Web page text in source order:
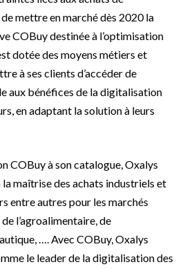
mettre en marché dès 2020 la
COBuy destinée à l’optimisation
dotée des moyens métiers et
à ses clients d’accéder de
aux bénéfices de la digitalisation
en adaptant la solution à leurs
COBuy à son catalogue, Oxalys
maîtrise des achats industriels et
entre autres pour les marchés
l’agroalimentaire, de
…. Avec COBuy, Oxalys
le leader de la digitalisation des